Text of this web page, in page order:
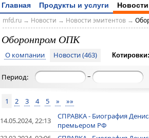
Главная Продукты и услуги Новости
mfd.ru→ Новости → Новости эмитентов→
Оборонпром ОПК
О компании Новости (463)
Период: –
1 2 3 4 5 » »»
14.05.2024, 22:13
СПРАВКА - Биография
премьером РФ